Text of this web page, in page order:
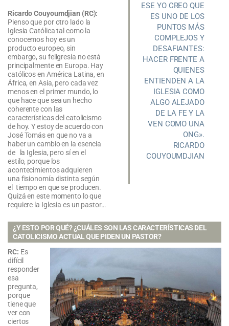
ESE YO CREO QUE
ES UNO DE LOS
PUNTOS MÁS
COMPLEJOS Y
DESAFIANTES:
HACER FRENTE A
QUIENES
ENTIENDEN A LA
IGLESIA COMO
ALGO ALEJADO
DE LA FE Y LA
VEN COMO UNA
ONG».
RICARDO
COUYOUMDJIAN
Ricardo Couyoumdjian (RC):
Pienso que por otro lado la
Iglesia Católica tal como la
conocemos hoy es un
producto europeo, sin
embargo, su feligresía no está
principalmente en Europa. Hay
católicos en América Latina, en
África, en Asia, pero cada vez
menos en el primer mundo, lo
que hace que sea un hecho
coherente con las
características del catolicismo
de hoy. Y estoy de acuerdo con
José Tomás en que no va a
haber un cambio en la esencia
de la Iglesia, pero sí en el
estilo, porque los
acontecimientos adquieren
una fisionomía distinta según
el tiempo en que se producen.
Quizá en este momento lo que
requiere la Iglesia es un pastor…
¿Y ESTO POR QUÉ? ¿CUÁLES SON LAS CARACTERÍSTICAS DEL
CATOLICISMO ACTUAL QUE PIDEN UN PASTOR?
RC: Es
difícil
responder
esa
pregunta,
porque
tiene que
ver con
ciertos